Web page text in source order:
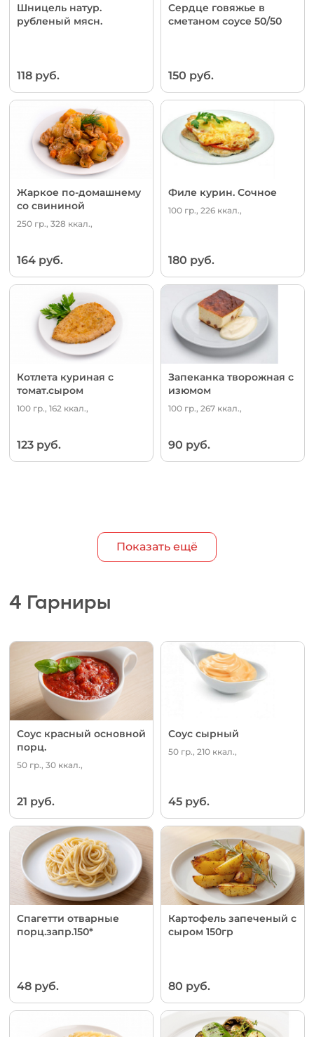
Шницель натур.
рубленый мясн.
118 руб.
Сердце говяжье в
сметаном соусе 50/50
150 руб.
Жаркое по-домашнему
со свининой
250 гр., 328 ккал.,
164 руб.
Филе курин. Сочное
100 гр., 226 ккал.,
180 руб.
Котлета куриная с
томат.сыром
100 гр., 162 ккал.,
123 руб.
Запеканка творожная с
изюмом
100 гр., 267 ккал.,
90 руб.
Показать ещё
4 Гарниры
Соус красный основной
порц.
50 гр., 30 ккал.,
21 руб.
Соус сырный
50 гр., 210 ккал.,
45 руб.
Спагетти отварные
порц.запр.150*
48 руб.
Картофель запеченый с
сыром 150гр
80 руб.